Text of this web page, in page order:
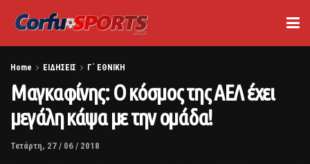
Home ΕΙΔΗΣΕΙΣ Γ΄ ΕΘΝΙΚΗ
Μαγκαφίνης: Ο κόσμος της ΑΕΛ έχει
μεγάλη κάψα με την ομάδα!
Τετάρτη, 27 / 06 / 2018